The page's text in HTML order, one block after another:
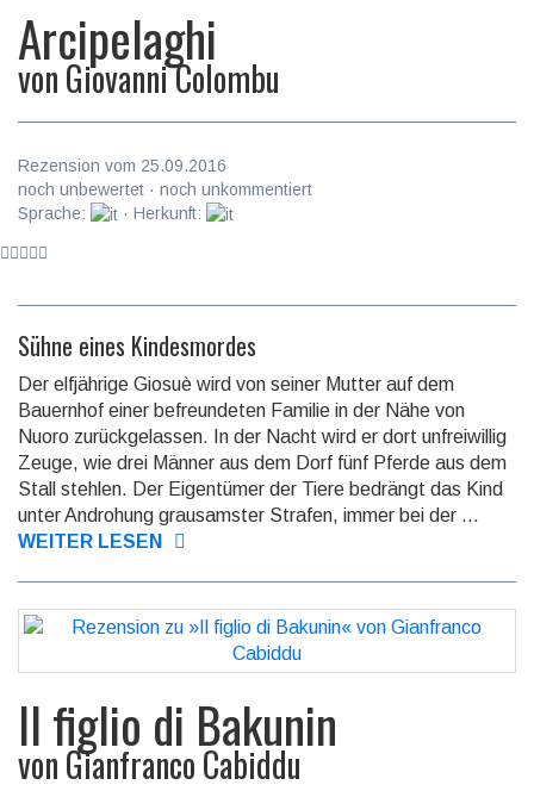
Arcipelaghi
vonGiovanni Colombu
Rezension vom 25.09.2016
noch unbewertet · noch unkommentiert
Sprache:
· Herkunft:
Sühne eines Kindesmordes
Der elfjährige Giosuè wird von seiner Mutter auf dem
Bauernhof einer befreun­deten Familie in der Nähe von
Nuoro zurückge­lassen. In der Nacht wird er dort unfrei­willig
Zeuge, wie drei Männer aus dem Dorf fünf Pferde aus dem
Stall stehlen. Der Eigen­tümer der Tiere bedrängt das Kind
unter Androhung grau­samster Strafen, immer bei der ...
WEITER LESEN
Il figlio di Bakunin
vonGianfranco Cabiddu